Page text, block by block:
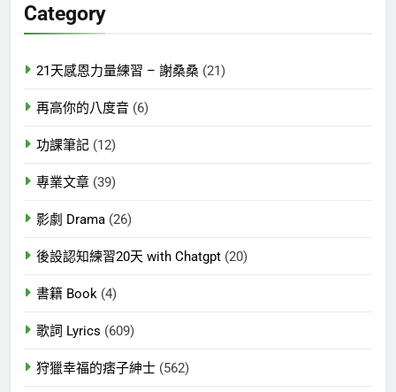
字:
Category
21天感恩力量練習 – 謝桑桑 (21)
再高你的八度音 (6)
功課筆記 (12)
專業文章 (39)
影劇 Drama (26)
後設認知練習20天 with Chatgpt (20)
書籍 Book (4)
歌詞 Lyrics (609)
狩獵幸福的痞子紳士 (562)